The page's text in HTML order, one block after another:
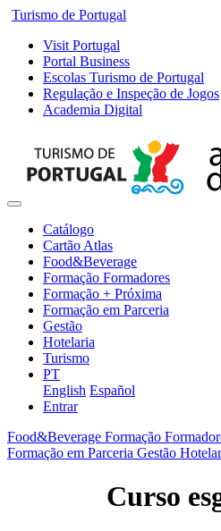
Turismo de Portugal
Visit Portugal
Portal Business
Escolas Turismo de Portugal
Regulação e Inspeção de Jogos
Academia Digital
Catálogo
Cartão Atlas
Food&Beverage
Formação Formadores
Formação + Próxima
Formação em Parceria
Gestão
Hotelaria
Turismo
PT
English Español
Entrar
Food&Beverage Formação
Formação em Parceria Gestão
Curso